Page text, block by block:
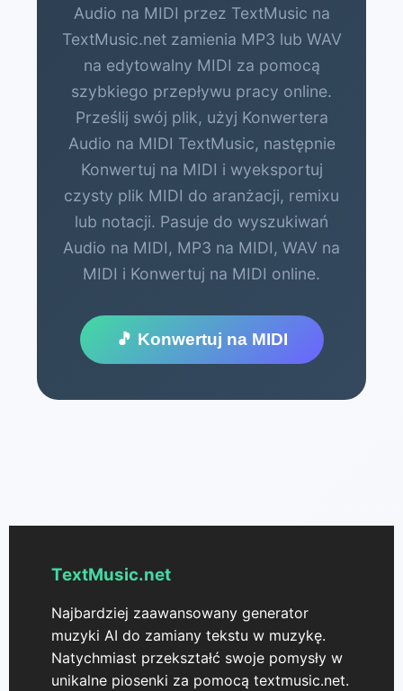
Audio na MIDI przez TextMusic na
TextMusic.net zamienia MP3 lub WAV
na edytowalny MIDI za pomocą
szybkiego przepływu pracy online.
Prześlij swój plik, użyj Konwertera
Audio na MIDI TextMusic, następnie
Konwertuj na MIDI i wyeksportuj
czysty plik MIDI do aranżacji, remixu
lub notacji. Pasuje do wyszukiwań
Audio na MIDI, MP3 na MIDI, WAV na
MIDI i Konwertuj na MIDI online.
🎵 Konwertuj na MIDI
TextMusic.net
Najbardziej zaawansowany generator
muzyki AI do zamiany tekstu w muzykę.
Natychmiast przekształć swoje pomysły w
unikalne piosenki za pomocą textmusic.net.